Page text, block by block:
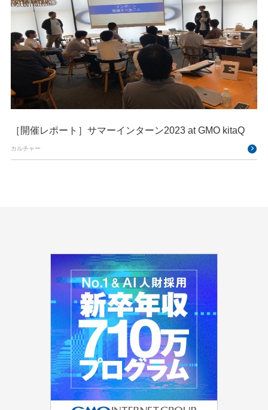
［開催レポート］サマーインターン2023 at GMO kitaQ
カルチャー